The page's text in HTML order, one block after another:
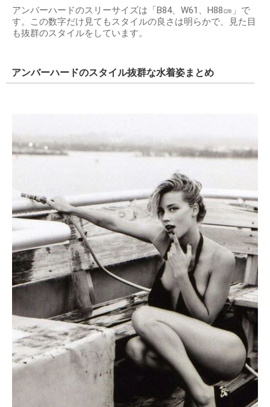
アンバーハードのスリーサイズは「B84、W61、H88㎝」で
す。この数字だけ見てもスタイルの良さは明らかで、見た目
も抜群のスタイルをしています。
アンバーハードのスタイル抜群な水着姿まとめ